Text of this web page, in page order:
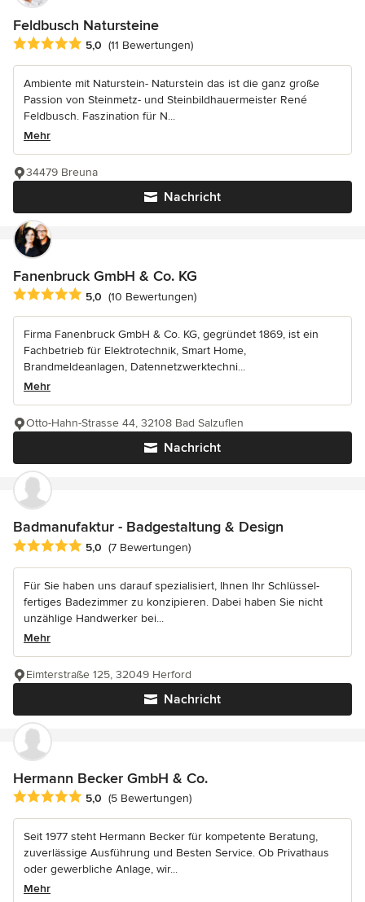
Feldbusch Natursteine
Durchschnittliche Bewertung: 5 von 5 Sternen
5,0 (11 Bewertungen)
Ambiente mit Naturstein- Naturstein das ist die ganz große
Passion von Steinmetz- und Steinbildhauermeister René
Feldbusch. Faszination für N...
Mehr
Nachricht
34479 Breuna
Fanenbruck GmbH & Co. KG
Durchschnittliche Bewertung: 5 von 5 Sternen
5,0 (10 Bewertungen)
Firma Fanenbruck GmbH & Co. KG, gegründet 1869, ist ein
Fachbetrieb für Elektrotechnik, Smart Home,
Brandmeldeanlagen, Datennetzwerktechni...
Mehr
Nachricht
Otto-Hahn-Strasse 44, 32108 Bad Salzuflen
Badmanufaktur - Badgestaltung & Design
Durchschnittliche Bewertung: 5 von 5 Sternen
5,0 (7 Bewertungen)
Für Sie haben uns darauf spezialisiert, Ihnen Ihr Schlüssel-
fertiges Badezimmer zu konzipieren. Dabei haben Sie nicht
unzählige Handwerker bei...
Mehr
Nachricht
Eimterstraße 125, 32049 Herford
Hermann Becker GmbH & Co.
Durchschnittliche Bewertung: 5 von 5 Sternen
5,0 (5 Bewertungen)
Seit 1977 steht Hermann Becker für kompetente Beratung,
zuverlässige Ausführung und Besten Service. Ob Privathaus
oder gewerbliche Anlage, wir...
Mehr